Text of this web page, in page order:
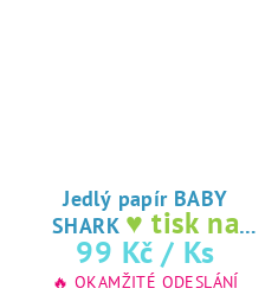
Jedlý papír BABY
SHARK ♥ tisk na
jedlý papír
99 Kč / Ks
🔥 OKAMŽITÉ ODESLÁNÍ